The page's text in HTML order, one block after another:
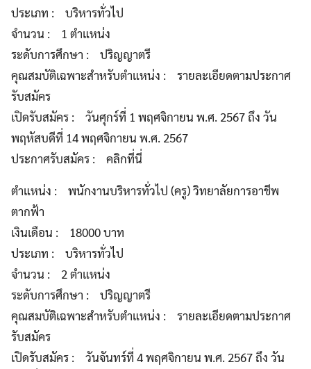
ประเภท : บริหารทั่วไป
จำนวน : 1 ตำแหน่ง
ระดับการศึกษา : ปริญญาตรี
คุณสมบัติเฉพาะสำหรับตำแหน่ง : รายละเอียดตามประกาศ
รับสมัคร
เปิดรับสมัคร : วันศุกร์ที่ 1 พฤศจิกายน พ.ศ. 2567 ถึง วัน
พฤหัสบดีที่ 14 พฤศจิกายน พ.ศ. 2567
ประกาศรับสมัคร : คลิกที่นี่
ตำแหน่ง : พนักงานบริหารทั่วไป (ครู) วิทยาลัยการอาชีพ
ตากฟ้า
เงินเดือน : 18000 บาท
ประเภท : บริหารทั่วไป
จำนวน : 2 ตำแหน่ง
ระดับการศึกษา : ปริญญาตรี
คุณสมบัติเฉพาะสำหรับตำแหน่ง : รายละเอียดตามประกาศ
รับสมัคร
เปิดรับสมัคร : วันจันทร์ที่ 4 พฤศจิกายน พ.ศ. 2567 ถึง วัน